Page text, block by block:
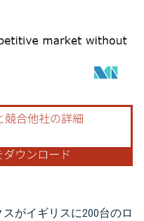
BY 4.0の表示が必要です。
がイギリスに200台のロ